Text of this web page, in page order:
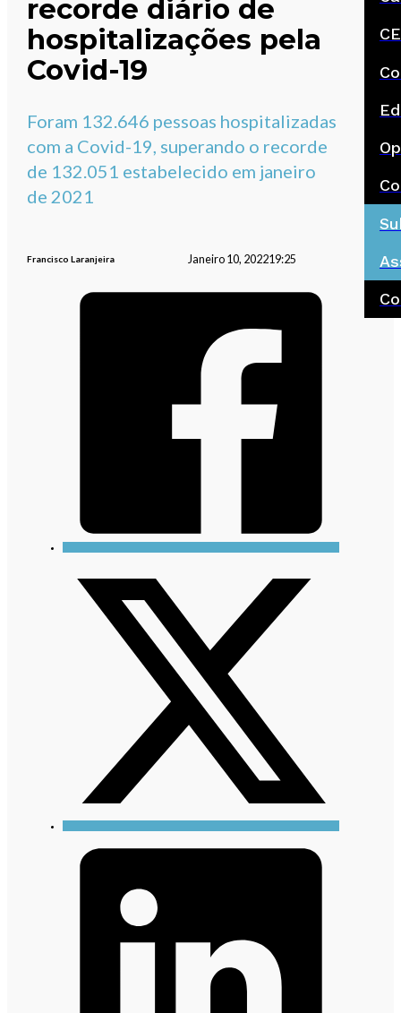
recorde diário de
hospitalizações pela
Covid-19
Foram 132.646 pessoas hospitalizadas
com a Covid-19, superando o recorde
de 132.051 estabelecido em janeiro
de 2021
Francisco Laranjeira Janeiro 10, 202219:25